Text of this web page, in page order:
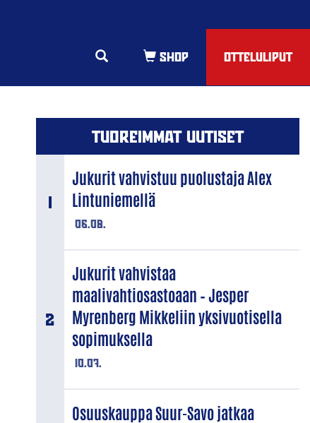
OTTELULIPUT
TUOREIMMAT UUTISET
06.08.
Jukurit vahvistuu puolustaja Alex
Lintuniemellä
10.07.
Jukurit vahvistaa
maalivahtiosastoaan – Jesper
Myrenberg Mikkeliin yksivuotisella
sopimuksella
Osuuskauppa Suur-Savo jatkaa